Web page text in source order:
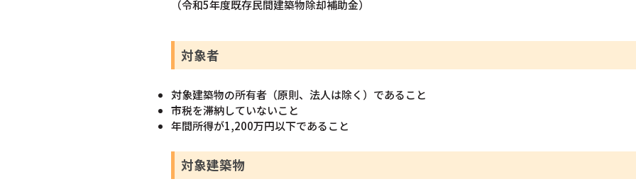
（令和5年度既存民間建築物除却補助金）
対象者
対象建築物の所有者（原則、法人は除く）であること
市税を滞納していないこと
年間所得が1,200万円以下であること
対象建築物